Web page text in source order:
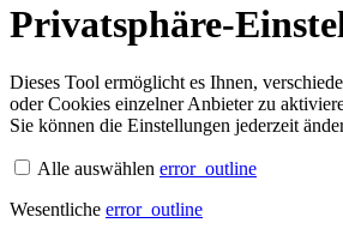
Privatsphäre-
Dieses Tool ermöglicht es Ihnen,
oder Cookies einzelner Anbieter zu
Sie können die Einstellungen jederzeit
Alle auswählen error_outline
Wesentliche error_outline